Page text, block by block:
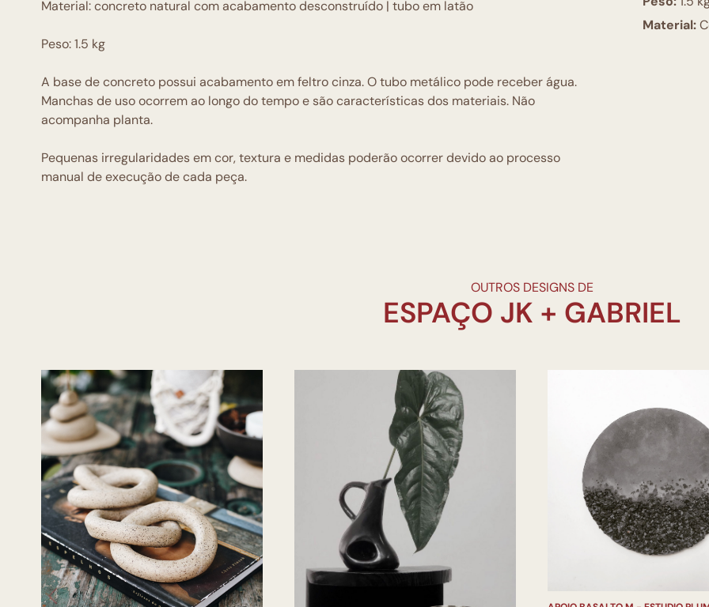
Material: concreto natural com acabamento desconstruído | tubo em latão
Peso: 1.5 kg
A base de concreto possui acabamento em feltro cinza. O tubo metálico pode receber água.
Manchas de uso ocorrem ao longo do tempo e são características dos materiais. Não
acompanha planta.
Pequenas irregularidades em cor, textura e medidas poderão ocorrer devido ao processo
manual de execução de cada peça.
Material:
OUTROS DESIGNS DE